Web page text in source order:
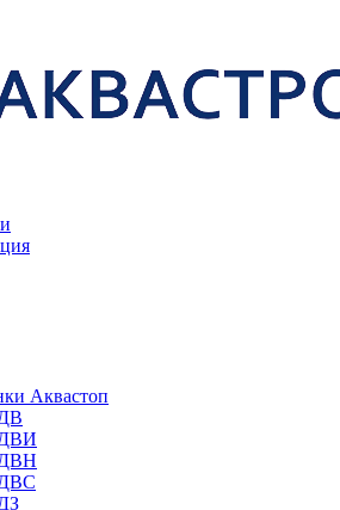
Аквастоп